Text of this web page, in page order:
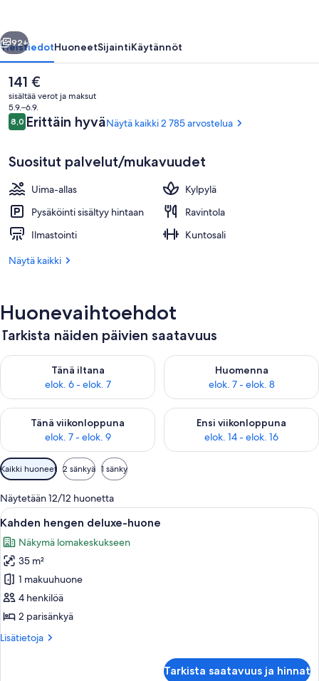
Majoituspaikan julkisivu
Seuraava
92+
YleistiedotHuoneetSijaintiKäytännöt
Nykyinen
hinta
on
141 €
141 €
sisältää verot ja maksut
5.9.–6.9.
Arvostelut
8,08,0 kautta 10.
Erittäin hyväNäytä kaikki 2 785 arvostelua
Suositut palvelut/mukavuudet
Uima-allas
Kylpylä
Pysäköinti sisältyy hintaan
Ravintola
Ilmastointi
Kuntosali
Näytä kaikki
Huonevaihtoehdot
Tarkista näiden päivien saatavuus
Tänä iltana
elok. 6 - elok. 7
Tarkista tämän illan saatavuus elok. 6 - elok. 7
Huomenna
elok. 7 - elok. 8
Tarkista huomisen saatavuus
Tänä viikonloppuna
elok. 7 - elok. 9
Tarkista tämän viikonlopun saatavuus elok. 7 - elok. 9
Ensi viikonloppuna
elok. 14 - elok. 16
Tarkista ensi viikonlopun
Huoneille
saatavilla
olevia
suodattimia
Kaikki huoneet 2 sänkyä 1 sänky
Näytetään 12/12 huonetta
Avaa
kaikki
huonetyypin
Kahden
hengen
deluxe-
huone
Hotellihuone, jossa on kaksi
6
Kahden hengen deluxe-huone
Näkymä lomakeskukseen
35 m²
1 makuuhuone
4 henkilöä
2 parisänkyä
Lisätietoja
Lisätietoja
Tarkista saatavuus ja hinnat